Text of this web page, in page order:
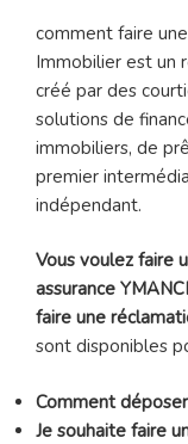
comment faire
Immobilier est un
créé par des
solutions de
immobiliers, de
premier
indépendant.
Vous voulez faire
assurance
faire une
sont disponibles
Comment
Je souhaite faire